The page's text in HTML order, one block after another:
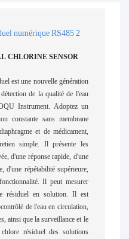
CHLORINE SENSOR
est une nouvelle génération
de la qualité de l'eau
Instrument. Adoptez un
constante sans membrane
et de médicament,
simple. Il présente les
d'une réponse rapide, d'une
d'une répétabilité supérieure,
Il peut mesurer
résiduel en solution. Il est
de l'eau en circulation,
ainsi que la surveillance et le
résiduel des solutions